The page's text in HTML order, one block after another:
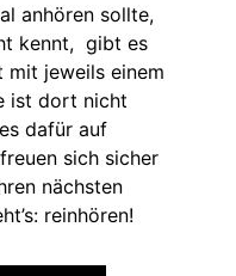
anhören sollte,
kennt, gibt es
mit jeweils einem
ist dort nicht
dafür auf
sich sicher
nächsten
reinhören!